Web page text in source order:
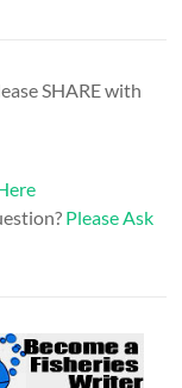
SHARE with
Please Ask